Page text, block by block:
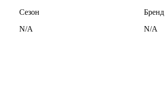
Сезон
N/A
Бренд
N/A